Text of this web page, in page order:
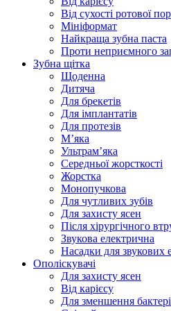
Від сухості ротової
Мініформат
Найкраща зубна паста
Проти неприємного
Зубна щітка
Щоденна
Дитяча
Для брекетів
Для імплантатів
Для протезів
Мʼяка
Ультрамʼяка
Середньої жорсткості
Жорстка
Монопучкова
Для чутливих зубів
Для захисту ясен
Після хірургічного
Звукова електрична
Насадки для звукових
Ополіскувачі
Для захисту ясен
Від карієсу
Для зменшення